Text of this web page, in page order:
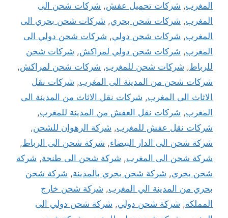
المغرب, شركات تحميل عفش, شركات شحن الى
المغرب, شركات شحن بحري, شركات شحن بحري الى
المغرب, شركات شحن دولي, شركات شحن دولي الى
المغرب, شركات شحن دولي لمراكش, شركات شحن
للرباط, شركات شحن للمغرب, شركات شحن لمراكش,
شركات شحن من المدينة الى المغرب, شركات نقل
الاثاث الى المغرب, شركات نقل الاثاث من المدينة الى
المغرب, شركات نقل العفش من المدينة للمغرب,
شركات نقل عفش للمغرب, شركة الرهوان للشحن,
شركة شحن الى الدار البيضاء, شركة شحن الى الرباط,
شركة شحن الى المغرب, شركة شحن الى طنجة, شركة
شحن بحري, شركة شحن بحري بالمدينة, شركة شحن
بحري من المدينة الي المغرب, شركة شحن خارج
المملكة, شركة شحن دولي, شركة شحن دولي الى